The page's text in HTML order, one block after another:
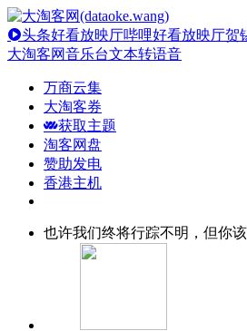
头条好看放映厅哔哩好看放映厅贺
大淘客网音乐台文本转语音
万商云集
大淘客券
获取主题
淘客网盘
赞助发电
香港主机
也许我们终将行踪不明，但你